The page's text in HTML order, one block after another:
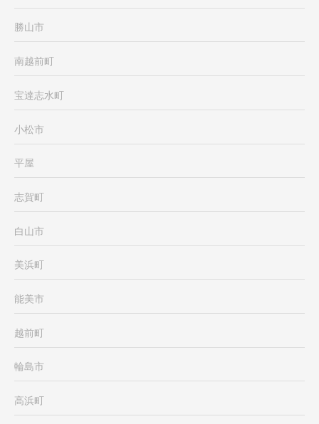
勝山市
南越前町
宝達志水町
小松市
平屋
志賀町
白山市
美浜町
能美市
越前町
輪島市
高浜町